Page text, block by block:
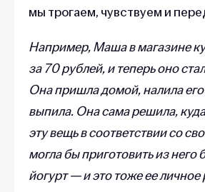
мы трогаем, чувствуем и
Например, Маша в магазине
за 70 рублей, и теперь оно
Она пришла домой, налила его
выпила. Она сама решила,
эту вещь в соответствии со
могла бы приготовить из него
йогурт — и это тоже ее